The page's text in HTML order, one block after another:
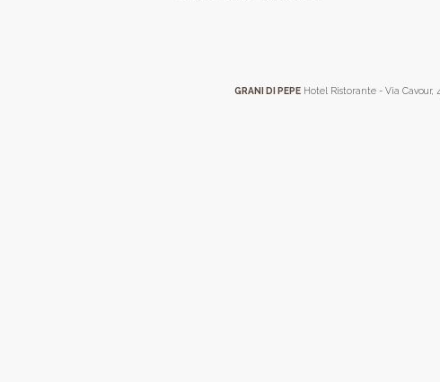
GRANI DI PEPE Hotel Ristorante - Via Cavour,